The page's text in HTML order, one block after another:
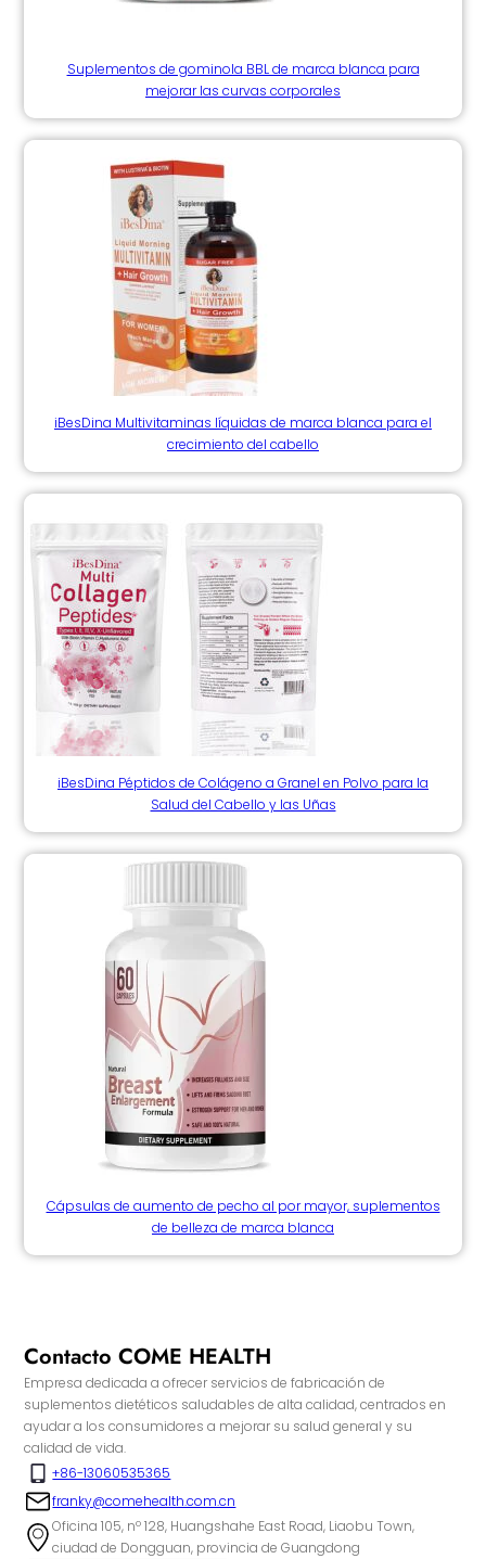
Suplementos de gominola BBL de marca blanca para
mejorar las curvas corporales
iBesDina Multivitaminas líquidas de marca blanca para el
crecimiento del cabello
iBesDina Péptidos de Colágeno a Granel en Polvo para la
Salud del Cabello y las Uñas
Cápsulas de aumento de pecho al por mayor, suplementos
de belleza de marca blanca
Contacto COME HEALTH
Empresa dedicada a ofrecer servicios de fabricación de
suplementos dietéticos saludables de alta calidad, centrados en
ayudar a los consumidores a mejorar su salud general y su
calidad de vida.
+86-13060535365
franky@comehealth.com.cn
Oficina 105, nº 128, Huangshahe East Road, Liaobu Town,
ciudad de Dongguan, provincia de Guangdong